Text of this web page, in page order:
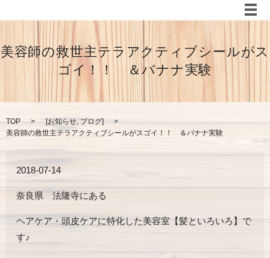
メ
美容師の救世主テラアクティブシールがス
ゴイ！！ ＆バナナ実験
TOP [お知らせ, ブログ]
美容師の救世主テラアクティブシールがスゴイ！！ ＆バナナ実験
2018-07-14
奈良県 法隆寺にある
ヘアケア・頭皮ケアに特化した美容室【髪といろいろ】で
す♪